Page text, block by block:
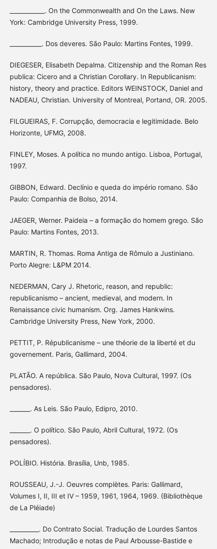
____________. On the Commonwealth and On the Laws. New
York: Cambridge University Press, 1999.
___________. Dos deveres. São Paulo: Martins Fontes, 1999.
DIEGESER, Elisabeth Depalma. Citizenship and the Roman Res
publica: Cicero and a Christian Corollary. In Republicanism:
history, theory and practice. Editors WEINSTOCK, Daniel and
NADEAU, Christian. University of Montreal, Portand, OR. 2005.
FILGUEIRAS, F. Corrupção, democracia e legitimidade. Belo
Horizonte, UFMG, 2008.
FINLEY, Moses. A política no mundo antigo. Lisboa, Portugal,
1997.
GIBBON, Edward. Declínio e queda do império romano. São
Paulo: Companhia de Bolso, 2014.
JAEGER, Werner. Paideia – a formação do homem grego. São
Paulo: Martins Fontes, 2013.
MARTIN, R. Thomas. Roma Antiga de Rômulo a Justiniano.
Porto Alegre: L&PM 2014.
NEDERMAN, Cary J. Rhetoric, reason, and republic:
republicanismo – ancient, medieval, and modern. In
Renaissance civic humanism. Org. James Hankwins.
Cambridge University Press, New York, 2000.
PETTIT, P. Républicanisme – une théorie de la liberté et du
governement. Paris, Gallimard, 2004.
PLATÃO. A república. São Paulo, Nova Cultural, 1997. (Os
pensadores).
_______. As Leis. São Paulo, Edipro, 2010.
_______. O político. São Paulo, Abril Cultural, 1972. (Os
pensadores).
POLÍBIO. História. Brasília, Unb, 1985.
ROUSSEAU, J.-J. Oeuvres complètes. Paris: Gallimard,
Volumes I, II, III et IV – 1959, 1961, 1964, 1969. (Bibliothèque
de La Pléiade)
__________. Do Contrato Social. Tradução de Lourdes Santos
Machado; Introdução e notas de Paul Arbousse-Bastide e